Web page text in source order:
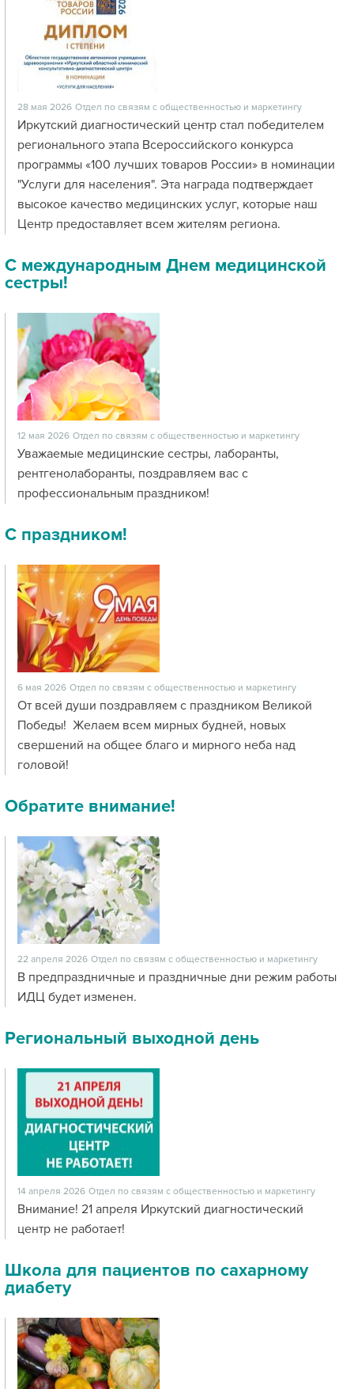
28 мая 2026 Отдел по связям с общественностью и маркетингу
Иркутский диагностический центр стал победителем
регионального этапа Всероссийского конкурса
программы «100 лучших товаров России» в номинации
"Услуги для населения". Эта награда подтверждает
высокое качество медицинских услуг, которые наш
Центр предоставляет всем жителям региона.
С международным Днем медицинской
сестры!
12 мая 2026 Отдел по связям с общественностью и маркетингу
Уважаемые медицинские сестры, лаборанты,
рентгенолаборанты, поздравляем вас с
профессиональным праздником!
С праздником!
6 мая 2026 Отдел по связям с общественностью и маркетингу
От всей души поздравляем с праздником Великой
Победы! Желаем всем мирных будней, новых
свершений на общее благо и мирного неба над
головой!
Обратите внимание!
22 апреля 2026 Отдел по связям с общественностью и маркетингу
В предпраздничные и праздничные дни режим работы
ИДЦ будет изменен.
Региональный выходной день
14 апреля 2026 Отдел по связям с общественностью и маркетингу
Внимание! 21 апреля Иркутский диагностический
центр не работает!
Школа для пациентов по сахарному
диабету